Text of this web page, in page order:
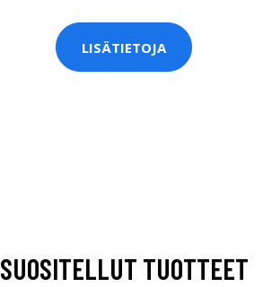
LISÄTIETOJA
SUOSITELLUT TUOTTEET